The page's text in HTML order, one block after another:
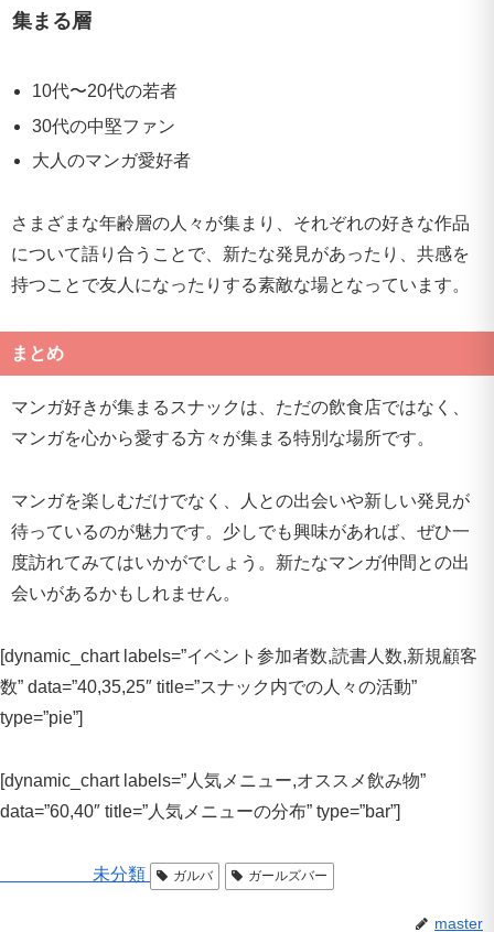
集まる層
10代〜20代の若者
30代の中堅ファン
大人のマンガ愛好者
さまざまな年齢層の人々が集まり、それぞれの好きな作品
について語り合うことで、新たな発見があったり、共感を
持つことで友人になったりする素敵な場となっています。
まとめ
マンガ好きが集まるスナックは、ただの飲食店ではなく、
マンガを心から愛する方々が集まる特別な場所です。
マンガを楽しむだけでなく、人との出会いや新しい発見が
待っているのが魅力です。少しでも興味があれば、ぜひ一
度訪れてみてはいかがでしょう。新たなマンガ仲間との出
会いがあるかもしれません。
[dynamic_chart labels=”イベント参加者数,読書人数,新規顧客
数” data=”40,35,25″ title=”スナック内での人々の活動”
type=”pie”]
[dynamic_chart labels=”人気メニュー,オススメ飲み物”
data=”60,40″ title=”人気メニューの分布” type=”bar”]
未分類 ガルバ ガールズバー
master